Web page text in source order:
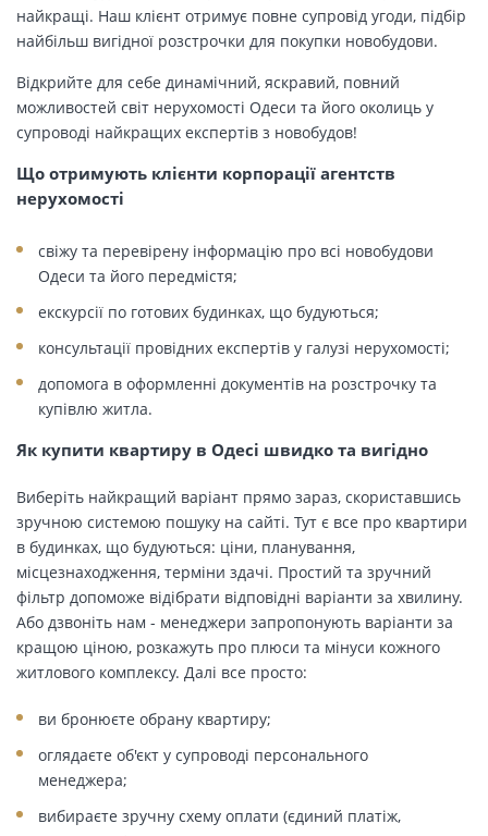
найкращі. Наш клієнт отримує повне супровід угоди, підбір
найбільш вигідної розстрочки для покупки новобудови.
Відкрийте для себе динамічний, яскравий, повний
можливостей світ нерухомості Одеси та його околиць у
супроводі найкращих експертів з новобудов!
Що отримують клієнти корпорації агентств
нерухомості
свіжу та перевірену інформацію про всі новобудови
Одеси та його передмістя;
екскурсії по готових будинках, що будуються;
консультації провідних експертів у галузі нерухомості;
допомога в оформленні документів на розстрочку та
купівлю житла.
Як купити квартиру в Одесі швидко та вигідно
Виберіть найкращий варіант прямо зараз, скориставшись
зручною системою пошуку на сайті. Тут є все про квартири
в будинках, що будуються: ціни, планування,
місцезнаходження, терміни здачі. Простий та зручний
фільтр допоможе відібрати відповідні варіанти за хвилину.
Або дзвоніть нам - менеджери запропонують варіанти за
кращою ціною, розкажуть про плюси та мінуси кожного
житлового комплексу. Далі все просто:
ви бронюєте обрану квартиру;
оглядаєте об'єкт у супроводі персонального
менеджера;
вибираєте зручну схему оплати (єдиний платіж,